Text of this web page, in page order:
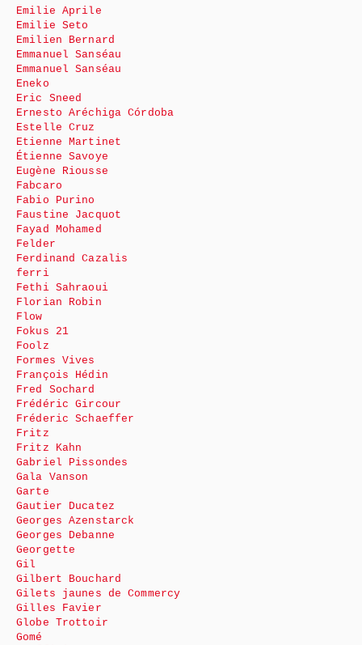
Emilie Aprile
Emilie Seto
Emilien Bernard
Emmanuel Sanséau
Emmanuel Sanséau
Eneko
Eric Sneed
Ernesto Aréchiga Córdoba
Estelle Cruz
Etienne Martinet
Étienne Savoye
Eugène Riousse
Fabcaro
Fabio Purino
Faustine Jacquot
Fayad Mohamed
Felder
Ferdinand Cazalis
ferri
Fethi Sahraoui
Florian Robin
Flow
Fokus 21
Foolz
Formes Vives
François Hédin
Fred Sochard
Frédéric Gircour
Fréderic Schaeffer
Fritz
Fritz Kahn
Gabriel Pissondes
Gala Vanson
Garte
Gautier Ducatez
Georges Azenstarck
Georges Debanne
Georgette
Gil
Gilbert Bouchard
Gilets jaunes de Commercy
Gilles Favier
Globe Trottoir
Gomé